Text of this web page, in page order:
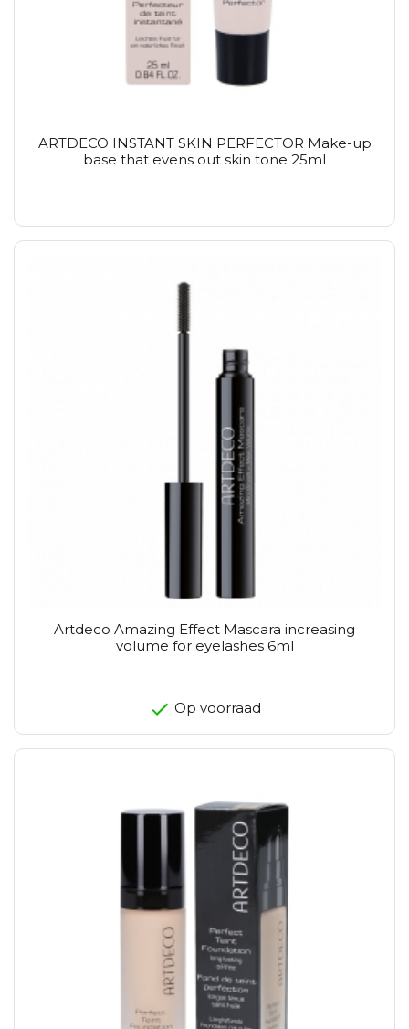
ARTDECO INSTANT SKIN PERFECTOR Make-up
base that evens out skin tone 25ml
Artdeco Amazing Effect Mascara increasing
volume for eyelashes 6ml
Op voorraad